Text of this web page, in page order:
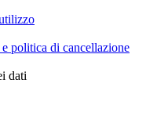
politica di cancellazione
dati